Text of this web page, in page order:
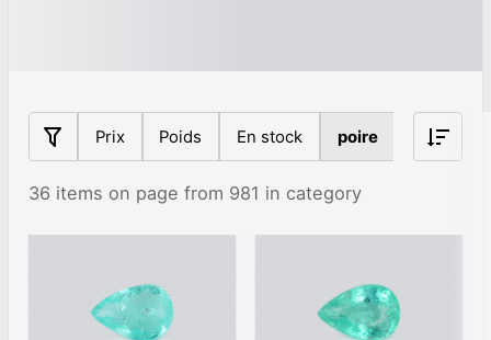
Prix Poids En stock poire Origine
36 items on page from 981 in category